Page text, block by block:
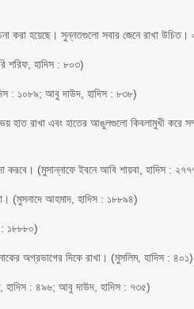
করা হয়েছে। সুন্নতগুলো সবার জেনে রাখা
শরিফ, হাদিস : ৮০৩)
: ১০৮৯; আবু দাউদ, হাদিস : ৮৩৮)
রাখা এবং হাতের আঙুলগুলো কিবলামুখী করে
করবে। (মুসান্নাফে ইবনে আবি শায়বা, হাদিস :
(মুসনাদে আহমাদ, হাদিস : ১৮৮৯৪)
: ১৮৮৮০)
অগ্রভাগের দিকে রাখা। (মুসলিম, হাদিস : ৪০১)
হাদিস : ৪৯৬; আবু দাউদ, হাদিস : ৭৩৫)